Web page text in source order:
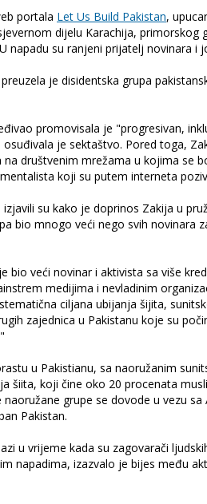
portala Let Us Build Pakistan,
dijelu Karachija, primorskog
napadu su ranjeni prijatelj novinara i
je disidentska grupa
promovisala je "progresivan,
je sektaštvo. Pored toga,
društvenim mrežama u kojima se
koji su putem interneta
su kako je doprinos Zakija u
bio mnogo veći nego svih novinara
bio veći novinar i aktivista sa više
medijima i nevladinim
ciljana ubijanja šijita,
zajednica u Pakistanu koje su
u Pakistianu, sa naoružanim
šiita, koji čine oko 20 procenata
grupe se dovode u vezu sa
Pakistan.
u vrijeme kada su zagovarači
napadima, izazvalo je bijes među